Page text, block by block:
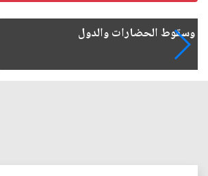
رواتب الموظفين على صفيح